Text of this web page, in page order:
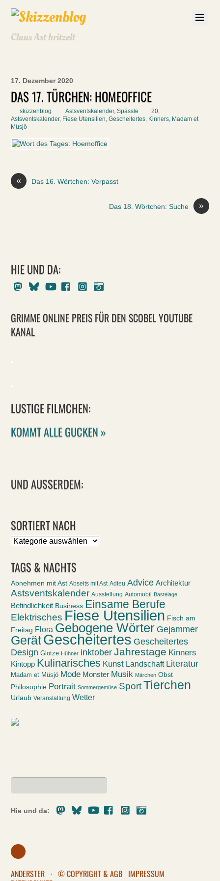
Claus Ast kritzelt
17. Dezember 2020
DAS 17. TÜRCHEN: HOMEOFFICE
skizzenblog Astsventskalender,Spässle 20,
Astsventskalender, Fiese Utensilien,Gescheitertes, Kinners, Madam et
Müsjö
« Das 16. Wörtchen: Verpasst
»
Das 18. Wörtchen: Suche
HIE UND DA:
MastodonBlueskyYoutubeFacebookInstagram
GRIMME ONLINE PREIS FÜR DEN SCOBEL YOUTUBE
KANAL
LUSTIGE FILMCHEN:
KOMMT ALLE GUCKEN »
UND AUSSERDEM:
SORTIERT NACH
Sortiert
TAGS & NACHTS
Abnehmen mit Ast Abseits mit Ast Adieu Advice Architektur
Astsventskalender Ausstellung Automobil Bastelage
Befindlichkeit Business Einsame Berufe
Elektrisches Fiese Utensilien Fisch am
Freitag Flora Gebogene Wörter Gejammer
GerätGescheitertes Gescheitertes
Design Glotze Hühner inktober Jahrestage Kinners
Kintopp Kulinarisches Kunst Landschaft Literatur
Madam et Müsjö Mode Monster Musik Märchen Obst
Philosophie Portrait Sommergemüse SportTierchen
Urlaub Veranstaltung Wetter
Hie und da:
MastodonBlueskyYoutubeFacebookInstagram
ANDERSTER · © COPYRIGHT & AGB IMPRESSUM